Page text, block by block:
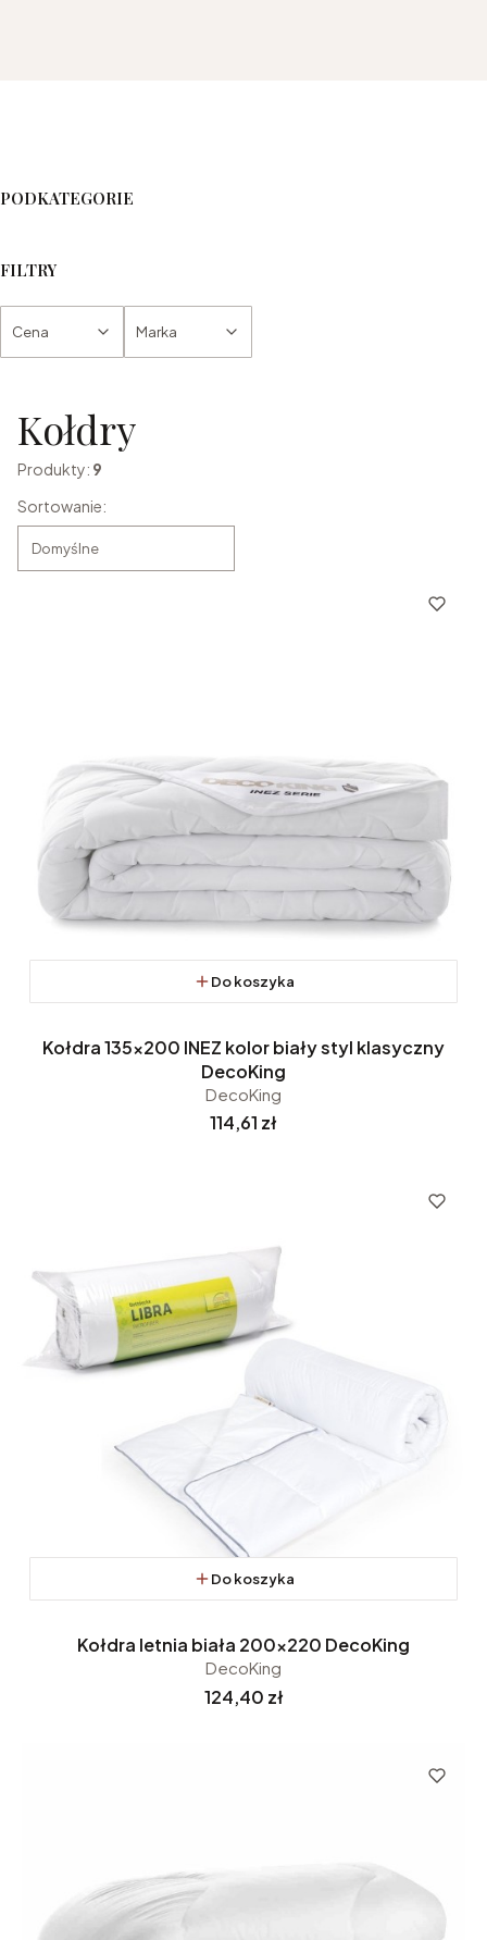
PODKATEGORIE
FILTRY
Cena Marka
Kołdry
Produkty: 9
Lista produktów
Sortowanie:
Domyślne
Do koszyka
Kołdra 135x200 INEZ kolor biały styl klasyczny
DecoKing
DecoKing
Cena
114,61 zł
Do koszyka
Kołdra letnia biała 200x220 DecoKing
DecoKing
Cena
124,40 zł